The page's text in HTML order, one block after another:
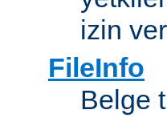
izin
FileInfo
Belge